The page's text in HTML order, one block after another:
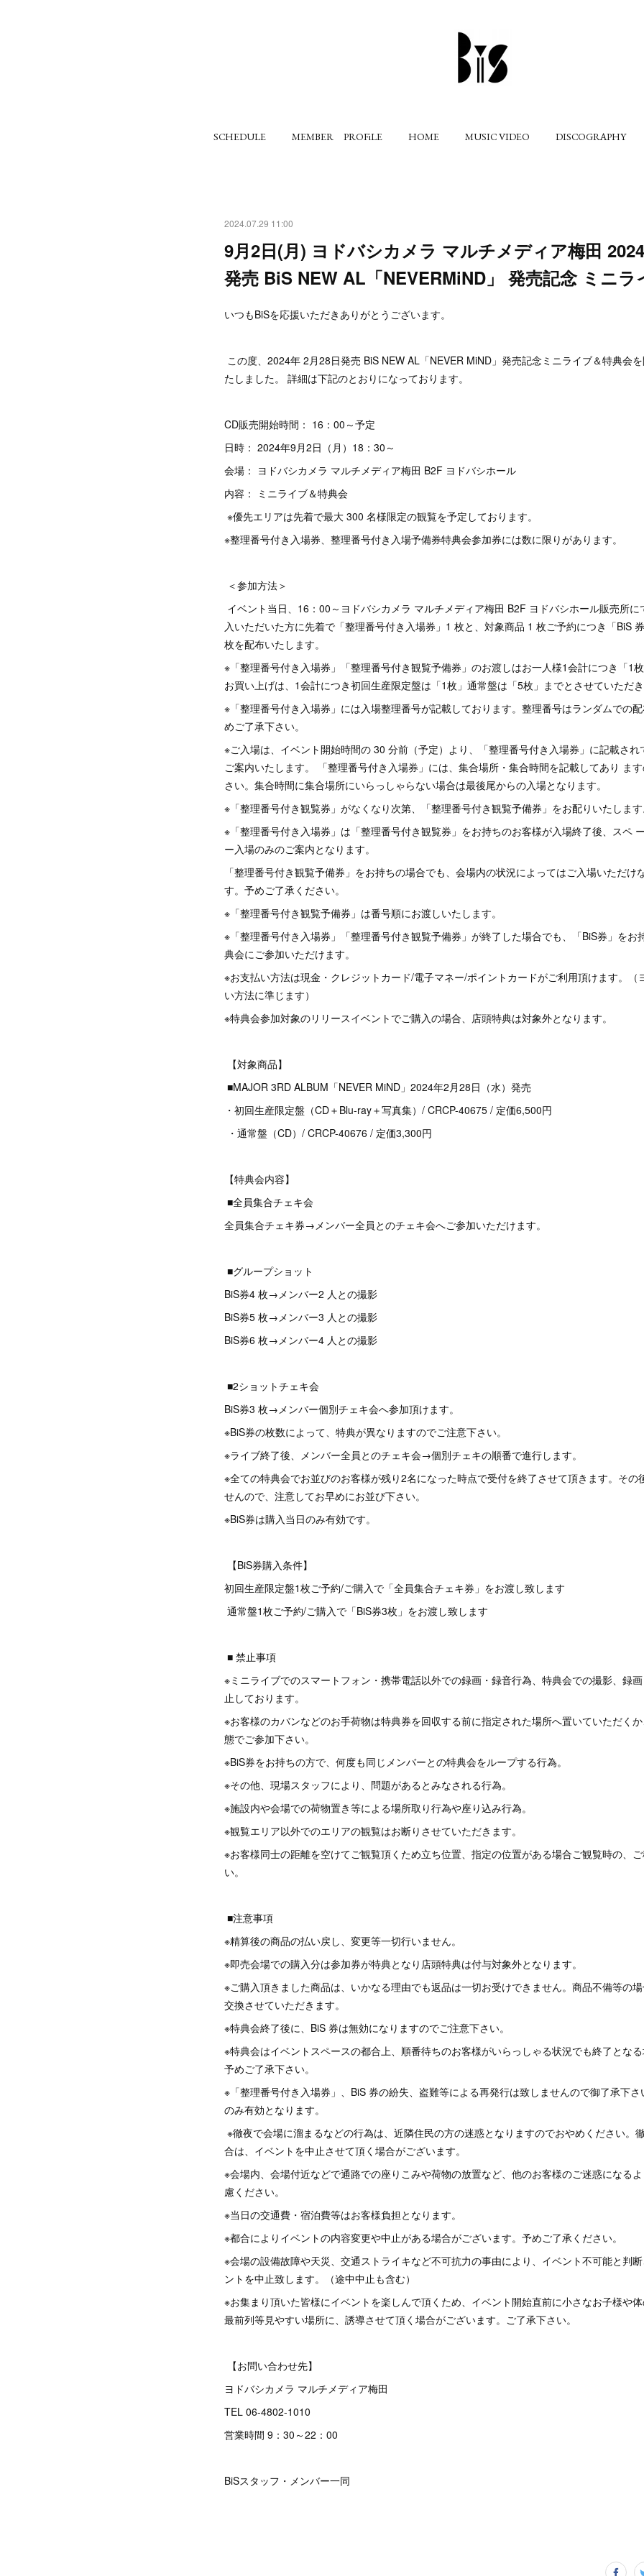
SCHEDULE MEMBER PROFiLE HOME MUSIC VIDEO DISCOGRAPHY
2024.07.29 11:00
9月2日(月) ヨドバシカメラ マルチメディア梅田
発売 BiS NEW AL「NEVERMiND」 発売記念 ミニラ
いつもBiSを応援いただきありがとうございます。
この度、2024年 2月28日発売 BiS NEW AL「NEVER MiND」発売記念ミニライブ＆特典会
たしました。 詳細は下記のとおりになっております。
CD販売開始時間： 16：00～予定
日時： 2024年9月2日（月）18：30～
会場： ヨドバシカメラ マルチメディア梅田 B2F ヨドバシホール
内容： ミニライブ＆特典会
※優先エリアは先着で最大 300 名様限定の観覧を予定しております。
※整理番号付き入場券、整理番号付き入場予備券特典会参加券には数に限りがあります。
＜参加方法＞
イベント当日、16：00～ヨドバシカメラ マルチメディア梅田 B2F ヨドバシホール販売所
入いただいた方に先着で「整理番号付き入場券」1 枚と、対象商品 1 枚ご予約につき「BiS
枚を配布いたします。
※「整理番号付き入場券」「整理番号付き観覧予備券」のお渡しはお一人様1会計につき「1
お買い上げは、1会計につき初回生産限定盤は「1枚」通常盤は「5枚」までとさせていただき
※「整理番号付き入場券」には入場整理番号が記載しております。整理番号はランダムでの
めご了承下さい。
※ご入場は、イベント開始時間の 30 分前（予定）より、「整理番号付き入場券」に記載され
ご案内いたします。 「整理番号付き入場券」には、集合場所・集合時間を記載してあり ま
さい。集合時間に集合場所にいらっしゃらない場合は最後尾からの入場となります。
※「整理番号付き観覧券」がなくなり次第、「整理番号付き観覧予備券」をお配りいたします
※「整理番号付き入場券」は「整理番号付き観覧券」をお持ちのお客様が入場終了後、スペ
ー入場のみのご案内となります。
「整理番号付き観覧予備券」をお持ちの場合でも、会場内の状況によってはご入場いただけ
す。予めご了承ください。
※「整理番号付き観覧予備券」は番号順にお渡しいたします。
※「整理番号付き入場券」「整理番号付き観覧予備券」が終了した場合でも、「BiS券」をお
典会にご参加いただけます。
※お支払い方法は現金・クレジットカード/電子マネー/ポイントカードがご利用頂けます。（
い方法に準じます）
※特典会参加対象のリリースイベントでご購入の場合、店頭特典は対象外となります。
【対象商品】
■MAJOR 3RD ALBUM「NEVER MiND」2024年2月28日（水）発売
・初回生産限定盤（CD＋Blu-ray＋写真集）/ CRCP-40675 / 定価6,500円
・通常盤（CD）/ CRCP-40676 / 定価3,300円
【特典会内容】
■全員集合チェキ会
全員集合チェキ券→メンバー全員とのチェキ会へご参加いただけます。
■グループショット
BiS券4 枚→メンバー2 人との撮影
BiS券5 枚→メンバー3 人との撮影
BiS券6 枚→メンバー4 人との撮影
■2ショットチェキ会
BiS券3 枚→メンバー個別チェキ会へ参加頂けます。
※BiS券の枚数によって、特典が異なりますのでご注意下さい。
※ライブ終了後、メンバー全員とのチェキ会→個別チェキの順番で進行します。
※全ての特典会でお並びのお客様が残り2名になった時点で受付を終了させて頂きます。その
せんので、注意してお早めにお並び下さい。
※BiS券は購入当日のみ有効です。
【BiS券購入条件】
初回生産限定盤1枚ご予約/ご購入で「全員集合チェキ券」をお渡し致します
通常盤1枚ご予約/ご購入で「BiS券3枚」をお渡し致します
■ 禁止事項
※ミニライブでのスマートフォン・携帯電話以外での録画・録音行為、特典会での撮影、録
止しております。
※お客様のカバンなどのお手荷物は特典券を回収する前に指定された場所へ置いていただく
態でご参加下さい。
※BiS券をお持ちの方で、何度も同じメンバーとの特典会をループする行為。
※その他、現場スタッフにより、問題があるとみなされる行為。
※施設内や会場での荷物置き等による場所取り行為や座り込み行為。
※観覧エリア以外でのエリアの観覧はお断りさせていただきます。
※お客様同士の距離を空けてご観覧頂くため立ち位置、指定の位置がある場合ご観覧時の、
い。
■注意事項
※精算後の商品の払い戻し、変更等一切行いません。
※即売会場での購入分は参加券が特典となり店頭特典は付与対象外となります。
※ご購入頂きました商品は、いかなる理由でも返品は一切お受けできません。商品不備等の
交換させていただきます。
※特典会終了後に、BiS 券は無効になりますのでご注意下さい。
※特典会はイベントスペースの都合上、順番待ちのお客様がいらっしゃる状況でも終了となる
予めご了承下さい。
※「整理番号付き入場券」、BiS 券の紛失、盗難等による再発行は致しませんので御了承下
のみ有効となります。
※徹夜で会場に溜まるなどの行為は、近隣住民の方の迷惑となりますのでおやめください。
合は、イベントを中止させて頂く場合がございます。
※会場内、会場付近などで通路での座りこみや荷物の放置など、他のお客様のご迷惑になる
慮ください。
※当日の交通費・宿泊費等はお客様負担となります。
※都合によりイベントの内容変更や中止がある場合がございます。予めご了承ください。
※会場の設備故障や天災、交通ストライキなど不可抗力の事由により、イベント不可能と判
ントを中止致します。（途中中止も含む）
※お集まり頂いた皆様にイベントを楽しんで頂くため、イベント開始直前に小さなお子様や
最前列等見やすい場所に、誘導させて頂く場合がございます。ご了承下さい。
【お問い合わせ先】
ヨドバシカメラ マルチメディア梅田
TEL 06-4802-1010
営業時間 9：30～22：00
BiSスタッフ・メンバー一同